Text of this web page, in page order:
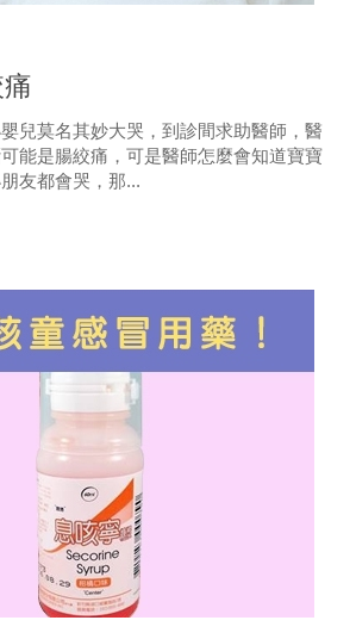
兒莫名其妙大哭，到診間求助醫師，醫
能是腸絞痛，可是醫師怎麼會知道寶寶
友都會哭，那...